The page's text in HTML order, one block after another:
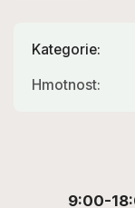
9:00-
Kategorie:
Hmotnost: